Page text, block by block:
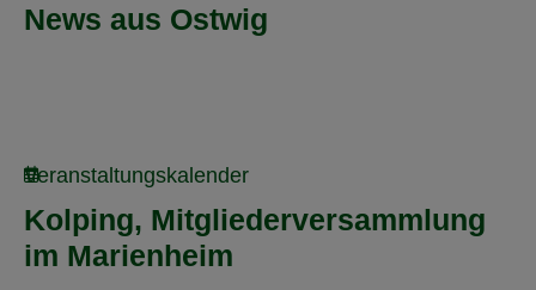
News aus Ostwig
Veranstaltungskalender
Kolping, Mitgliederversammlung
im Marienheim